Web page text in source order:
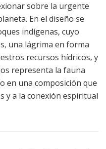
sobre la urgente
En el diseño se
indígenas, cuyo
una lágrima en forma
recursos hídricos, y
representa la fauna
en una composición que
y a la conexión espiritual